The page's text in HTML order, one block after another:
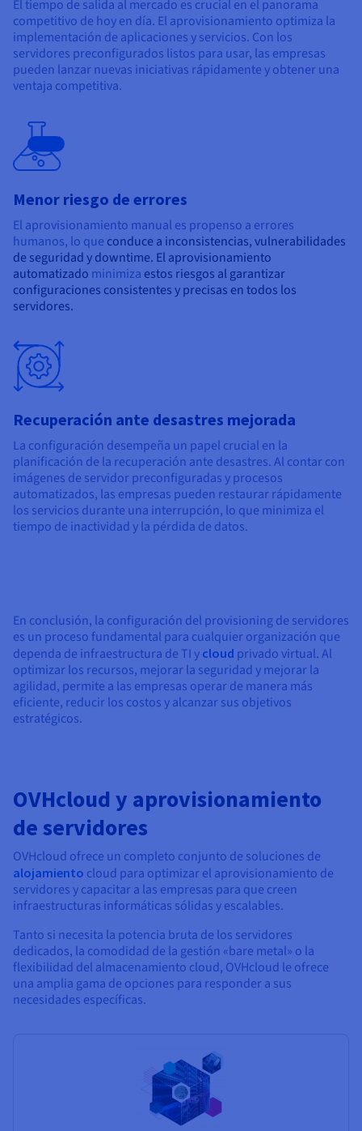
El tiempo de salida al mercado es crucial en el panorama
competitivo de hoy en día. El aprovisionamiento optimiza la
implementación de aplicaciones y servicios. Con los
servidores preconfigurados listos para usar, las empresas
pueden lanzar nuevas iniciativas rápidamente y obtener una
ventaja competitiva.
Menor riesgo de errores
El aprovisionamiento manual es propenso a errores
humanos, lo que conduce a inconsistencias, vulnerabilidades
de seguridad y downtime. El aprovisionamiento
automatizado minimiza estos riesgos al garantizar
configuraciones consistentes y precisas en todos los
servidores.
Recuperación ante desastres mejorada
La configuración desempeña un papel crucial en la
planificación de la recuperación ante desastres. Al contar con
imágenes de servidor preconfiguradas y procesos
automatizados, las empresas pueden restaurar rápidamente
los servicios durante una interrupción, lo que minimiza el
tiempo de inactividad y la pérdida de datos.
En conclusión, la configuración del provisioning de servidores
es un proceso fundamental para cualquier organización que
dependa de infraestructura de TI y cloud privado virtual. Al
optimizar los recursos, mejorar la seguridad y mejorar la
agilidad, permite a las empresas operar de manera más
eficiente, reducir los costos y alcanzar sus objetivos
estratégicos.
OVHcloud y aprovisionamiento
de servidores
OVHcloud ofrece un completo conjunto de soluciones de
alojamiento cloud para optimizar el aprovisionamiento de
servidores y capacitar a las empresas para que creen
infraestructuras informáticas sólidas y escalables.
Tanto si necesita la potencia bruta de los servidores
dedicados, la comodidad de la gestión «bare metal» o la
flexibilidad del almacenamiento cloud, OVHcloud le ofrece
una amplia gama de opciones para responder a sus
necesidades específicas.